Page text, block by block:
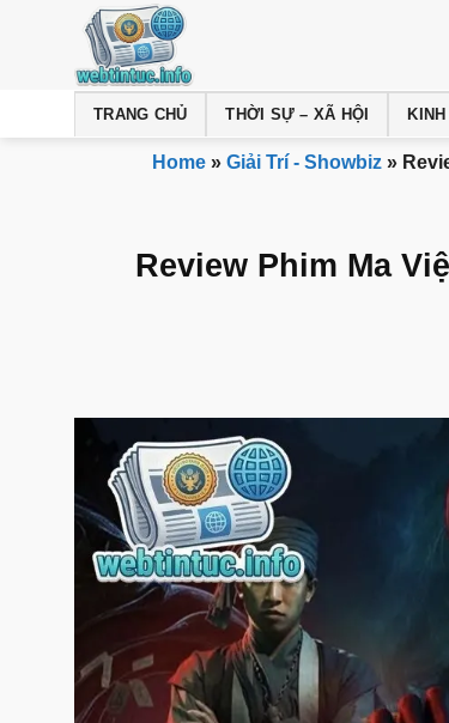
TRANG CHỦ THỜI SỰ – XÃ HỘI
Home » Giải Trí - Showbiz »
Review Phim Ma